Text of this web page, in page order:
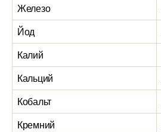
Железо
Йод
Калий
Кальций
Кобальт
Кремний